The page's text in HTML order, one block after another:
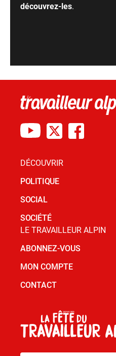
découvrez-les.
DÉCOUVRIR
POLITIQUE
SOCIAL
SOCIÉTÉ
LE TRAVAILLEUR ALPIN
ABONNEZ-VOUS
MON COMPTE
CONTACT